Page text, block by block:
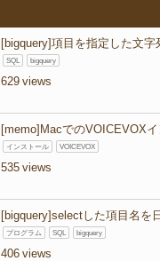
[bigquery]項目を指定した文字
SQL bigquery
629
[memo]MacでのVOICEVOX
インストール VOICEVOX
535
[bigquery]selectした項目名を
プログラム SQL bigquery
406